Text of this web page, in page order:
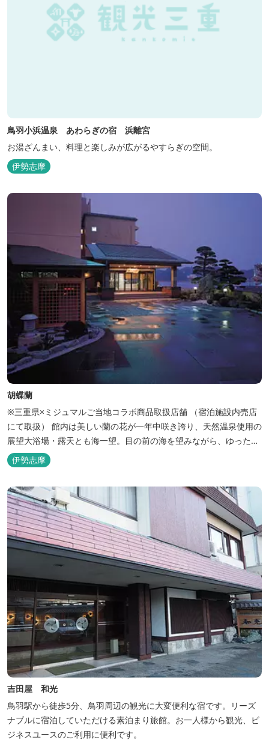
鳥羽小浜温泉 あわらぎの宿 浜離宮
お湯ざんまい、料理と楽しみが広がるやすらぎの空間。
伊勢志摩
胡蝶蘭
※三重県×ミジュマルご当地コラボ商品取扱店舗 （宿泊施設内売店
にて取扱） 館内は美しい蘭の花が一年中咲き誇り、天然温泉使用の
展望大浴場・露天とも海一望。目の前の海を望みながら、ゆったり
とした時間をお過ごし下さい。
伊勢志摩
吉田屋 和光
鳥羽駅から徒歩5分、鳥羽周辺の観光に大変便利な宿です。リーズ
ナブルに宿泊していただける素泊まり旅館。お一人様から観光、ビ
ジネスユースのご利用に便利です。